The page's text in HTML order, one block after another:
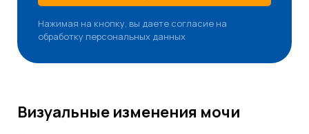
Нажимая на кнопку, вы даете согласие на
обработку персональных данных
Визуальные изменения мочи